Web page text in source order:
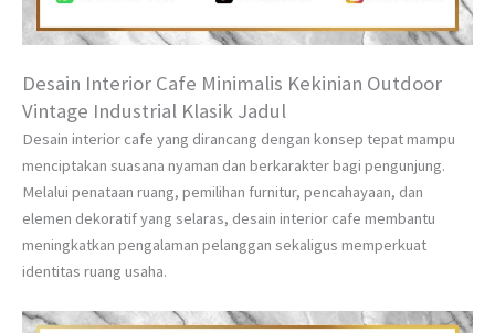
Desain Interior Cafe Minimalis Kekinian Outdoor
Vintage Industrial Klasik Jadul
Desain interior cafe yang dirancang dengan konsep tepat mampu
menciptakan suasana nyaman dan berkarakter bagi pengunjung.
Melalui penataan ruang, pemilihan furnitur, pencahayaan, dan
elemen dekoratif yang selaras, desain interior cafe membantu
meningkatkan pengalaman pelanggan sekaligus memperkuat
identitas ruang usaha.